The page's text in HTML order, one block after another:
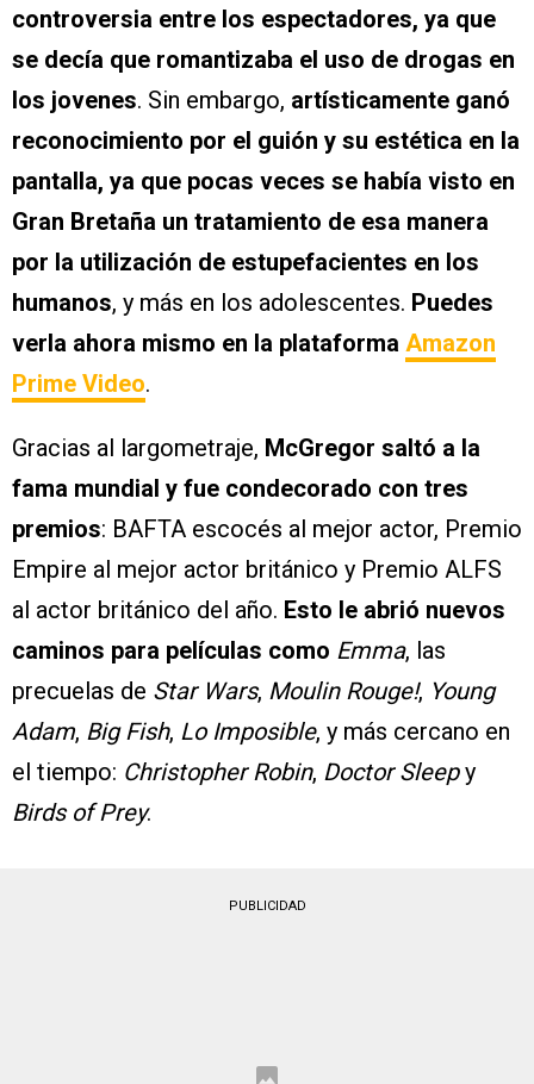
controversia entre los espectadores, ya que
se decía que romantizaba el uso de drogas en
los jovenes. Sin embargo, artísticamente ganó
reconocimiento por el guión y su estética en la
pantalla, ya que pocas veces se había visto en
Gran Bretaña un tratamiento de esa manera
por la utilización de estupefacientes en los
humanos, y más en los adolescentes. Puedes
verla ahora mismo en la plataforma Amazon
Prime Video.
Gracias al largometraje, McGregor saltó a la
fama mundial y fue condecorado con tres
premios: BAFTA escocés al mejor actor, Premio
Empire al mejor actor británico y Premio ALFS
al actor británico del año. Esto le abrió nuevos
caminos para películas como Emma, las
precuelas de Star Wars, Moulin Rouge!, Young
Adam, Big Fish, Lo Imposible, y más cercano en
el tiempo: Christopher Robin, Doctor Sleepy
Birds of Prey.
PUBLICIDAD